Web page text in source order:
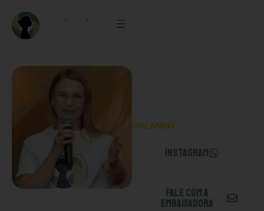
ORLANDO
INSTAGRAM
FALE COM A
EMBAIXADORA